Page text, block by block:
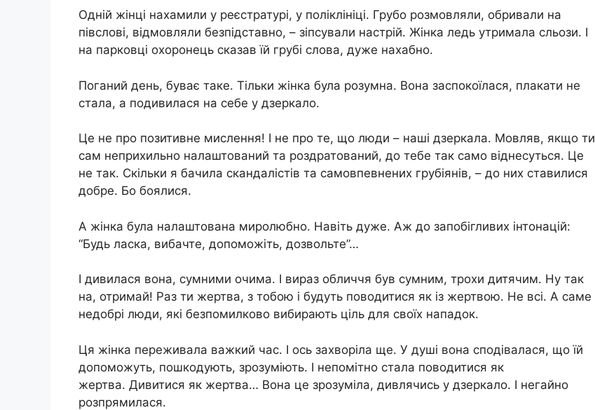
Одній жінці нахамили у реєстратурі, у поліклініці. Грубо розмовляли, обривали на
півслові, відмовляли безпідставно, – зіпсували настрій. Жінка ледь утримала сльози. І
на парковці охоронець сказав їй грубі слова, дуже нахабно.
Поганий день, буває таке. Тільки жінка була розумна. Вона заспокоїлася, плакати не
стала, а подивилася на себе у дзеркало.
Це не про позитивне мислення! І не про те, що люди – наші дзеркала. Мовляв, якщо ти
сам неприхильно налаштований та роздратований, до тебе так само віднесуться. Це
не так. Скільки я бачила скандалістів та самовпевнених грубіянів, – до них ставилися
добре. Бо боялися.
А жінка була налаштована миролюбно. Навіть дуже. Аж до запобігливих інтонацій:
“Будь ласка, вибачте, допоможіть, дозвольте”…
І дивилася вона, сумними очима. І вираз обличчя був сумним, трохи дитячим. Ну так
на, отримай! Раз ти жертва, з тобою і будуть поводитися як із жертвою. Не всі. А саме
недобрі люди, які безпомилково вибирають ціль для своїх нападок.
Ця жінка переживала важкий час. І ось захворіла ще. У душі вона сподівалася, що їй
допоможуть, пошкодують, зрозуміють. І непомітно стала поводитися як
жертва. Дивитися як жертва… Вона це зрозуміла, дивлячись у дзеркало. І негайно
розпрямилася.